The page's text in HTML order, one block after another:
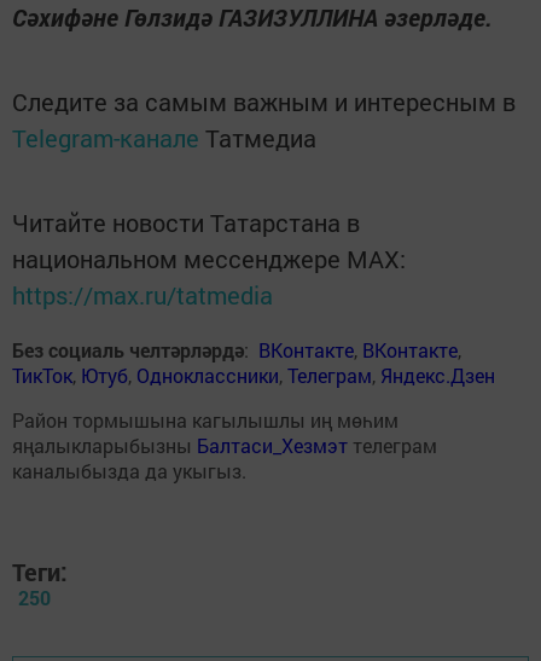
Сәхифәне Гөлзидә ГАЗИЗУЛЛИНА әзерләде.
Следите за самым важным и интересным в
Telegram-канале Татмедиа
Читайте новости Татарстана в
национальном мессенджере MАХ:
https://max.ru/tatmedia
Без социаль челтәрләрдә: ВКонтакте, ВКонтакте,
ТикТок, Ютуб, Одноклассники,Телеграм, Яндекс.Дзен
Район тормышына кагылышлы иң мөһим
яңалыкларыбызны Балтаси_Хезмэт телеграм
каналыбызда да укыгыз.
Теги:
250